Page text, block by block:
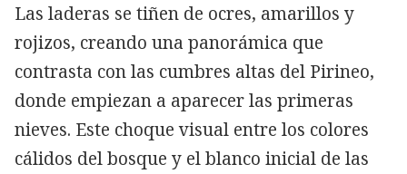
Las laderas se tiñen de ocres, amarillos y
rojizos, creando una panorámica que
contrasta con las cumbres altas del Pirineo,
donde empiezan a aparecer las primeras
nieves. Este choque visual entre los colores
cálidos del bosque y el blanco inicial de las